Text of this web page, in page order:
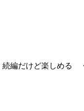
編だけど楽しめる